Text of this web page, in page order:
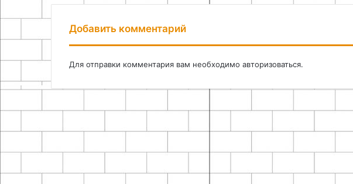
Добавить комментарий
Для отправки комментария вам необходимо авторизоваться.